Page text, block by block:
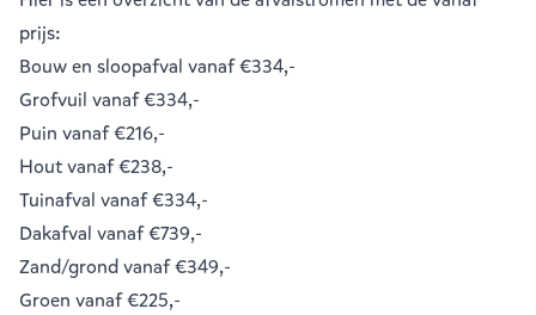
prijs:
Bouw en sloopafval vanaf €334,-
Grofvuil vanaf €334,-
Puin vanaf €216,-
Houtvanaf €238,-
Tuinafval vanaf €334,-
Dakafval vanaf €739,-
Zand/grondvanaf €349,-
Groen vanaf €225,-